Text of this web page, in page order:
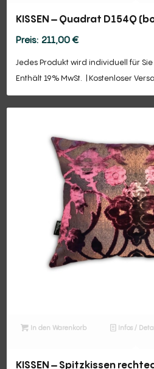
KISSEN – Quadrat D154Q
211,00€
Jedes Produkt wird individuell für
Enthält 19% MwSt.
Kostenloser
In den Warenkorb Infos /
KISSEN – Spitzkissen